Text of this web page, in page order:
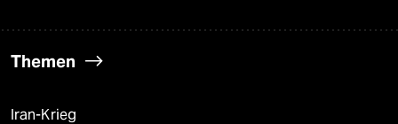
Themen
Iran-Krieg